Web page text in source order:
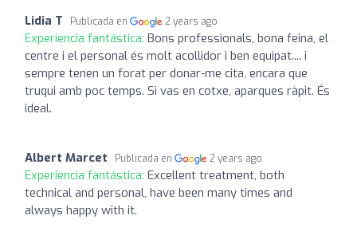
Lidia T Publicada en 2 years ago
Experiencia fantástica: Bons professionals, bona feina, el
centre i el personal és molt acollidor i ben equipat.... i
sempre tenen un forat per donar-me cita, encara que
truqui amb poc temps. Si vas en cotxe, aparques ràpit. És
ideal.
Albert Marcet Publicada en 2 years ago
Experiencia fantástica: Excellent treatment, both
technical and personal, have been many times and
always happy with it.